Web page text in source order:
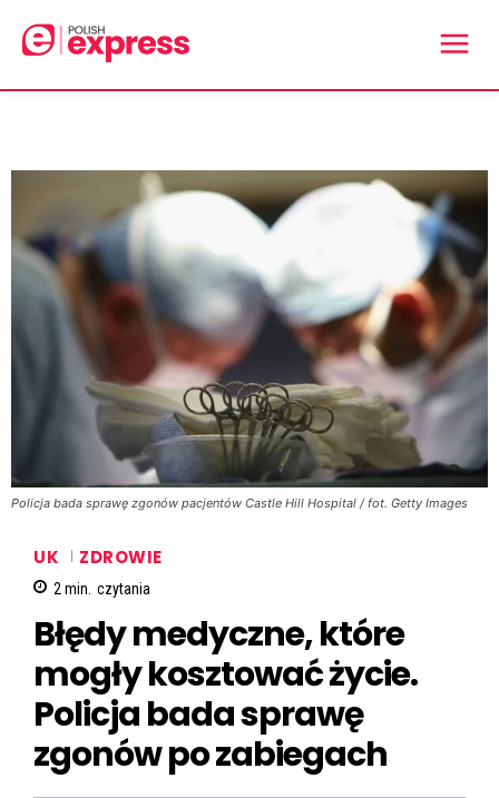
Policja bada sprawę zgonów pacjentów Castle Hill Hospital / fot. Getty Images
UK ZDROWIE
2min. czytania
Błędy medyczne, które
mogły kosztować życie.
Policja bada sprawę
zgonów po zabiegach